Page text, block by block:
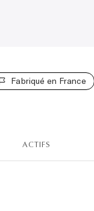
Fabriqué en France
ACTIFS